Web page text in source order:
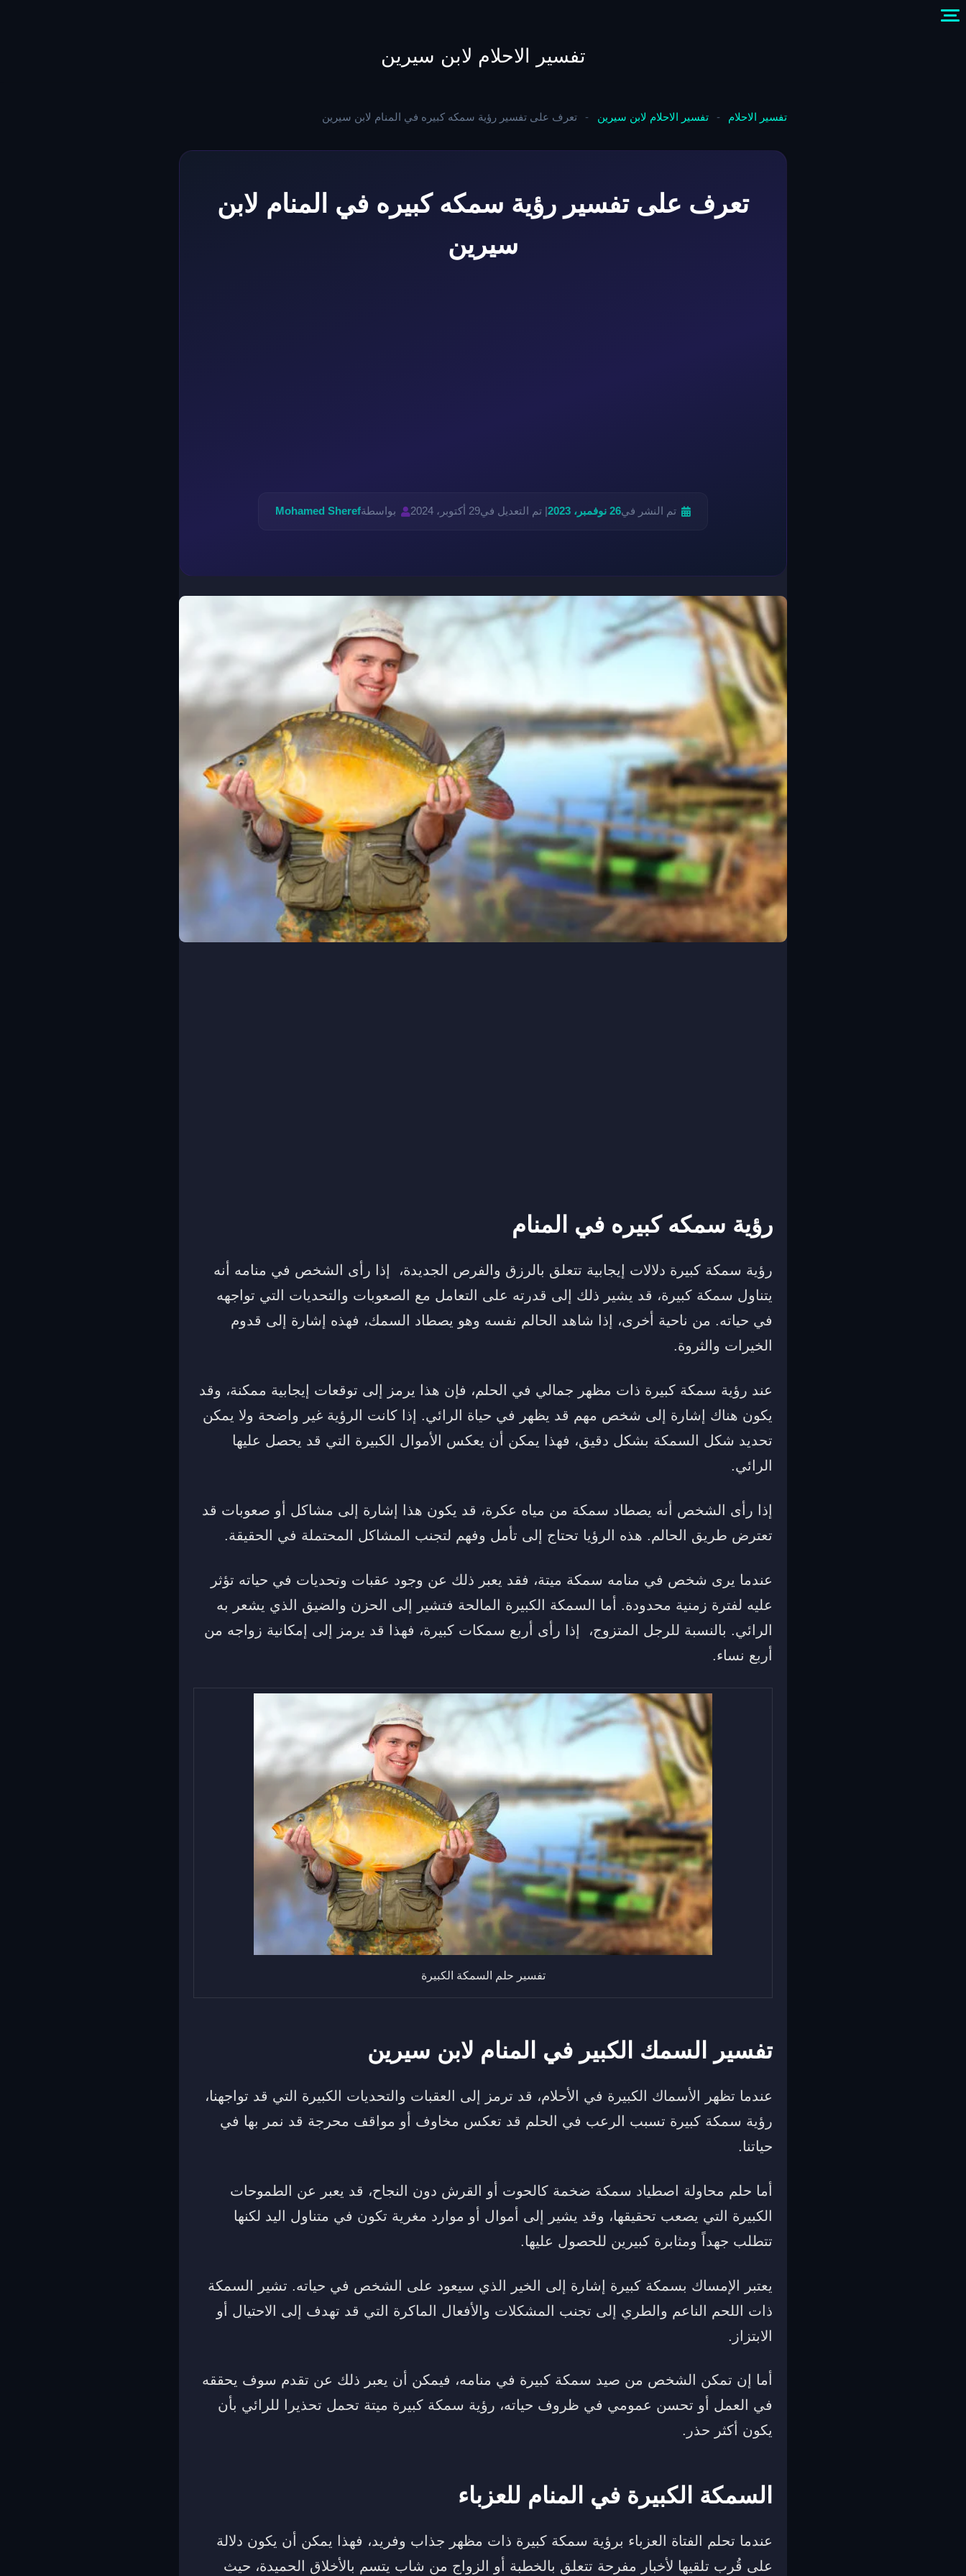
تفسير الاحلام لابن سيرين
تفسير الاحلام - تفسير الاحلام لابن سيرين - تعرف على تفسير رؤية سمكه كبيره في المنام لابن سيرين
تعرف على تفسير رؤية سمكه كبيره في المنام لابن
سيرين
تم النشر في26 نوفمبر، 2023 | تم التعديل في29 أكتوبر، 2024 بواسطةMohamed Sheref
رؤية سمكه كبيره في المنام
رؤية سمكة كبيرة دلالات إيجابية تتعلق بالرزق والفرص الجديدة، إذا رأى الشخص في منامه أنه
يتناول سمكة كبيرة، قد يشير ذلك إلى قدرته على التعامل مع الصعوبات والتحديات التي تواجهه
في حياته. من ناحية أخرى، إذا شاهد الحالم نفسه وهو يصطاد السمك، فهذه إشارة إلى قدوم
الخيرات والثروة.
عند رؤية سمكة كبيرة ذات مظهر جمالي في الحلم، فإن هذا يرمز إلى توقعات إيجابية ممكنة، وقد
يكون هناك إشارة إلى شخص مهم قد يظهر في حياة الرائي. إذا كانت الرؤية غير واضحة ولا يمكن
تحديد شكل السمكة بشكل دقيق، فهذا يمكن أن يعكس الأموال الكبيرة التي قد يحصل عليها
الرائي.
إذا رأى الشخص أنه يصطاد سمكة من مياه عكرة، قد يكون هذا إشارة إلى مشاكل أو صعوبات قد
تعترض طريق الحالم. هذه الرؤيا تحتاج إلى تأمل وفهم لتجنب المشاكل المحتملة في الحقيقة.
عندما يرى شخص في منامه سمكة ميتة، فقد يعبر ذلك عن وجود عقبات وتحديات في حياته تؤثر
عليه لفترة زمنية محدودة. أما السمكة الكبيرة المالحة فتشير إلى الحزن والضيق الذي يشعر به
الرائي. بالنسبة للرجل المتزوج، إذا رأى أربع سمكات كبيرة، فهذا قد يرمز إلى إمكانية زواجه من
أربع نساء.
تفسير حلم السمكة الكبيرة
تفسير السمك الكبير في المنام لابن سيرين
عندما تظهر الأسماك الكبيرة في الأحلام، قد ترمز إلى العقبات والتحديات الكبيرة التي قد تواجهنا،
رؤية سمكة كبيرة تسبب الرعب في الحلم قد تعكس مخاوف أو مواقف محرجة قد نمر بها في
حياتنا.
أما حلم محاولة اصطياد سمكة ضخمة كالحوت أو القرش دون النجاح، قد يعبر عن الطموحات
الكبيرة التي يصعب تحقيقها، وقد يشير إلى أموال أو موارد مغرية تكون في متناول اليد لكنها
تتطلب جهداً ومثابرة كبيرين للحصول عليها.
يعتبر الإمساك بسمكة كبيرة إشارة إلى الخير الذي سيعود على الشخص في حياته. تشير السمكة
ذات اللحم الناعم والطري إلى تجنب المشكلات والأفعال الماكرة التي قد تهدف إلى الاحتيال أو
الابتزاز.
أما إن تمكن الشخص من صيد سمكة كبيرة في منامه، فيمكن أن يعبر ذلك عن تقدم سوف يحققه
في العمل أو تحسن عمومي في ظروف حياته، رؤية سمكة كبيرة ميتة تحمل تحذيرا للرائي بأن
يكون أكثر حذر.
السمكة الكبيرة في المنام للعزباء
عندما تحلم الفتاة العزباء برؤية سمكة كبيرة ذات مظهر جذاب وفريد، فهذا يمكن أن يكون دلالة
على قُرب تلقيها لأخبار مفرحة تتعلق بالخطبة أو الزواج من شاب يتسم بالأخلاق الحميدة، حيث